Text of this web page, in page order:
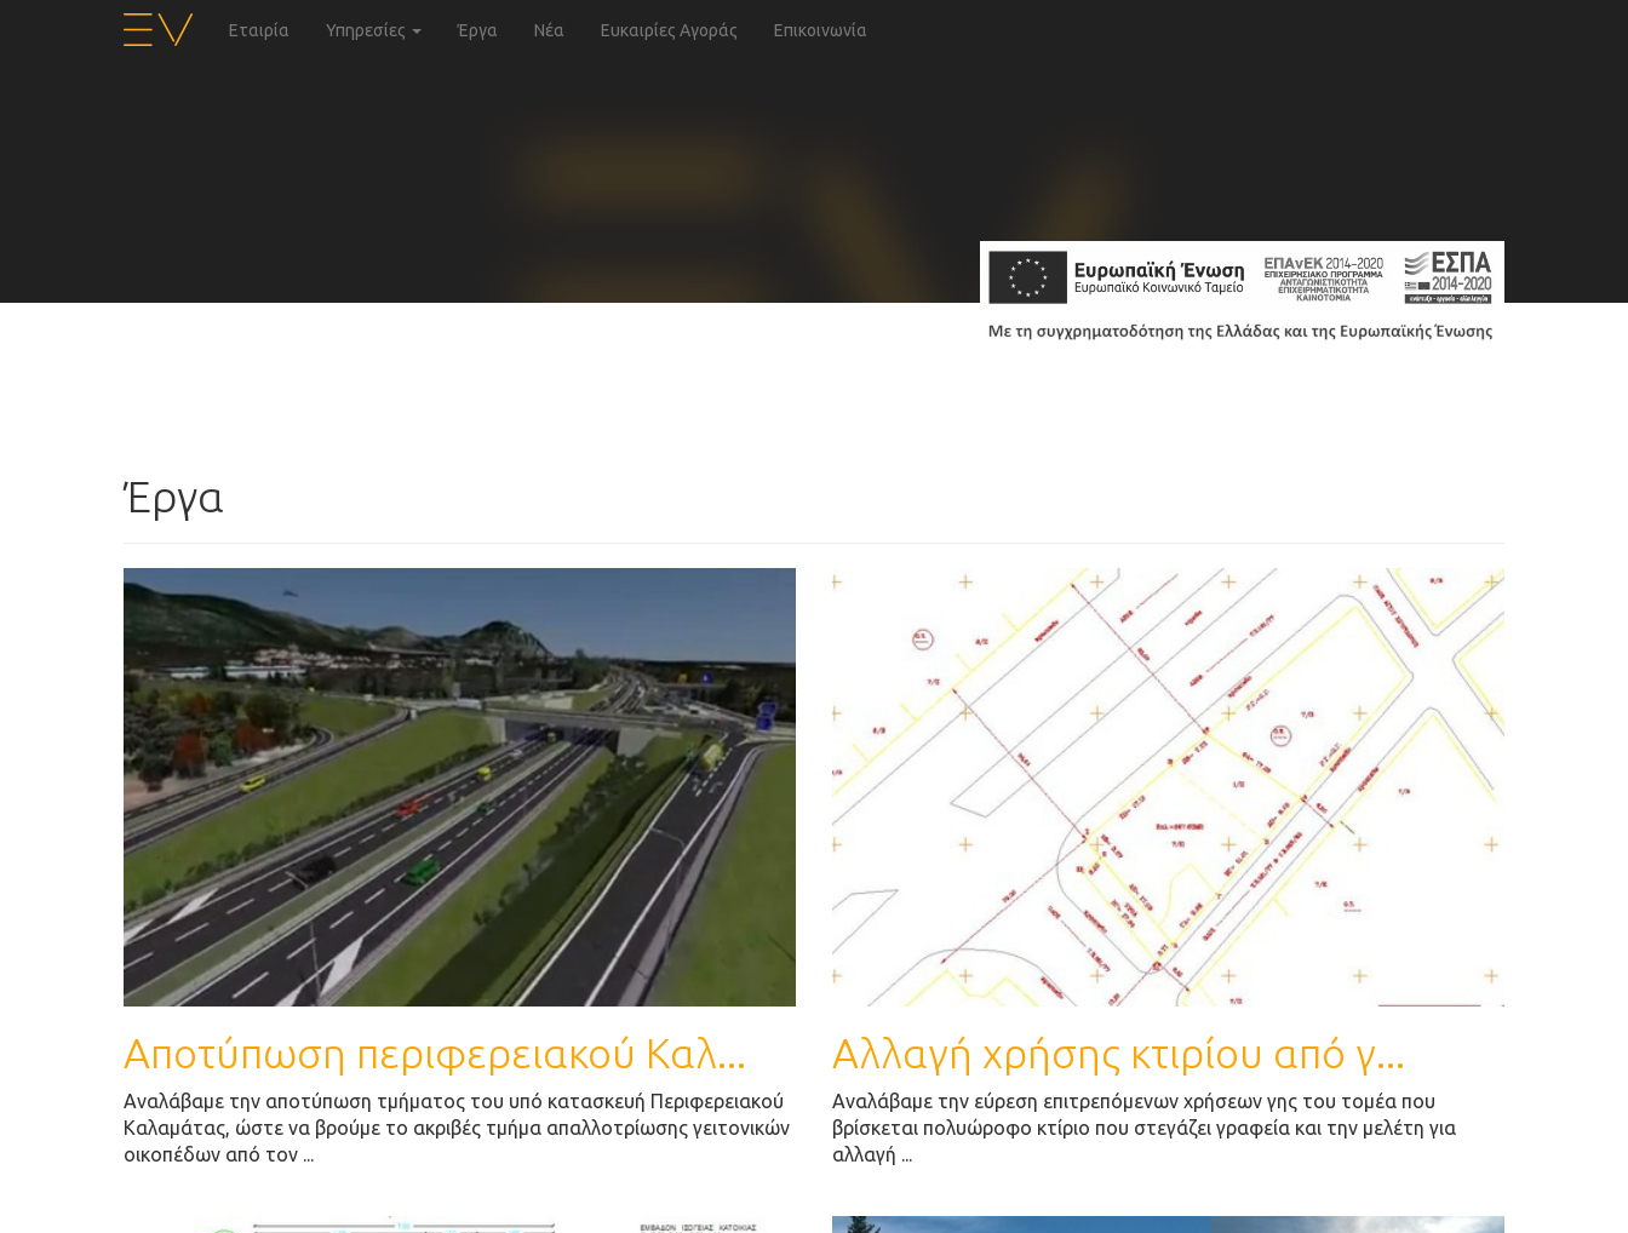
Εταιρία Υπηρεσίες Έργα Νέα Ευκαιρίες Αγοράς Επικοινωνία
Έργα
Αποτύπωση περιφερειακού Καλ...
Αναλάβαμε την αποτύπωση τμήματος του υπό κατασκευή Περιφερειακού
Καλαμάτας, ώστε να βρούμε το ακριβές τμήμα απαλλοτρίωσης γειτονικών
οικοπέδων από τον ...
Αλλαγή χρήσης κτιρίου από γ...
Αναλάβαμε την εύρεση επιτρεπόμενων χρήσεων γης του τομέα που
βρίσκεται πολυώροφο κτίριο που στεγάζει γραφεία και την μελέτη για
αλλαγή ...